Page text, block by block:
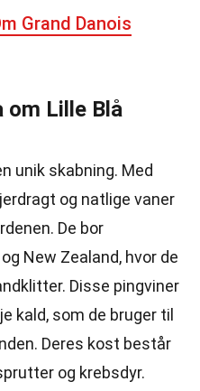
Grand Danois
om Lille Blå
unik skabning. Med
og natlige vaner
De bor
New Zealand, hvor de
Disse pingviner
kald, som de bruger til
Deres kost består
og krebsdyr.